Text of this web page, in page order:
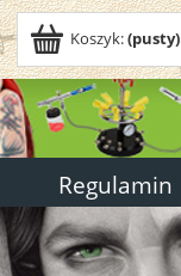
Koszyk:(pusty)
Regulamin